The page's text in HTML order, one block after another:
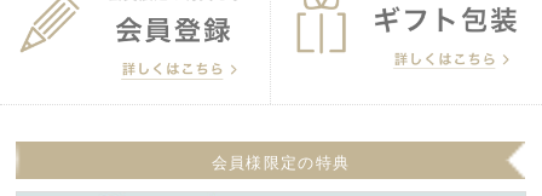
会員様限定の特典